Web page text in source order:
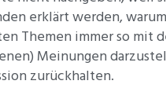
erklärt werden,
Themen immer so mit
Meinungen
zurückhalten.